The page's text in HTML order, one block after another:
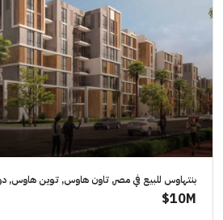
بنتهاوس للبيع في مصر, تاون هاوس, توين هاوس,
10M$